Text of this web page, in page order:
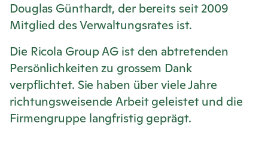
Douglas Günthardt, der bereits seit 2009
Mitglied des Verwaltungsrates ist.
Die Ricola Group AG ist den abtretenden
Persönlichkeiten zu grossem Dank
verpflichtet. Sie haben über viele Jahre
richtungsweisende Arbeit geleistet und die
Firmengruppe langfristig geprägt.